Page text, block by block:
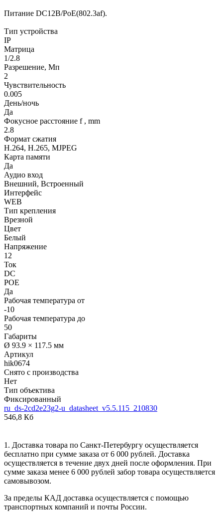
Питание DC12В/PoE(802.3af).
Тип устройства
IP
Матрица
1/2.8
Разрешение, Мп
2
Чувствительность
0.005
День/ночь
Да
Фокусное расстояние f , mm
2.8
Формат сжатия
H.264, H.265, MJPEG
Карта памяти
Да
Аудио вход
Внешний, Встроенный
Интерфейс
WEB
Тип крепления
Врезной
Цвет
Белый
Напряжение
12
Ток
DC
POE
Да
Рабочая температура от
-10
Рабочая температура до
50
Габариты
Ø 93.9 × 117.5 мм
Артикул
hik0674
Снято с производства
Нет
Тип объектива
Фиксированный
ru_ds-2cd2e23g2-u_datasheet_v5.5.115_210830
546,8 Кб
1. Доставка товара по Санкт-Петербургу осуществляется
бесплатно при сумме заказа от 6 000 рублей. Доставка
осуществляется в течение двух дней после оформления. При
сумме заказа менее 6 000 рублей забор товара осуществляется
самовывозом.
За пределы КАД доставка осуществляется с помощью
транспортных компаний и почты России.